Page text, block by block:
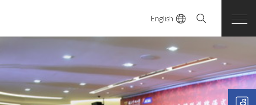
English